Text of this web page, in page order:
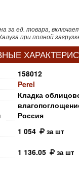
за ед. товара,
при полной
158012
Perel
Кладка
Россия
1 054 за шт
1 136.05 за шт